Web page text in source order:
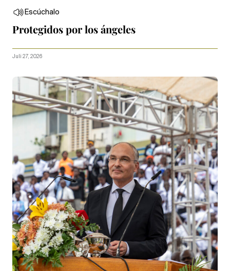
Escúchalo
Protegidos por los ángeles
Juli 27, 2026